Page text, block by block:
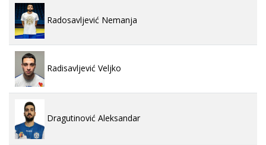
Radosavljević Nemanja
Radisavljević Veljko
Dragutinović Aleksandar